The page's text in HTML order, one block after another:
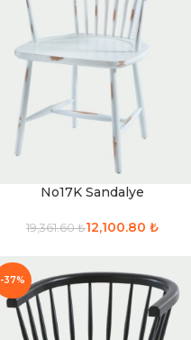
No17K Sandalye
19,361.60₺12,100.80 ₺
-37%